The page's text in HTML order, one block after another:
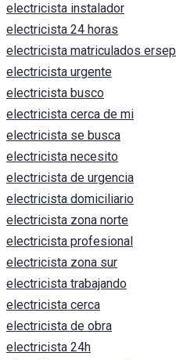
electricista instalador
electricista 24 horas
electricista matriculados ersep
electricista urgente
electricista busco
electricista cerca de mi
electricista se busca
electricista necesito
electricista de urgencia
electricista domiciliario
electricista zona norte
electricista profesional
electricista zona sur
electricista trabajando
electricista cerca
electricista de obra
electricista 24h